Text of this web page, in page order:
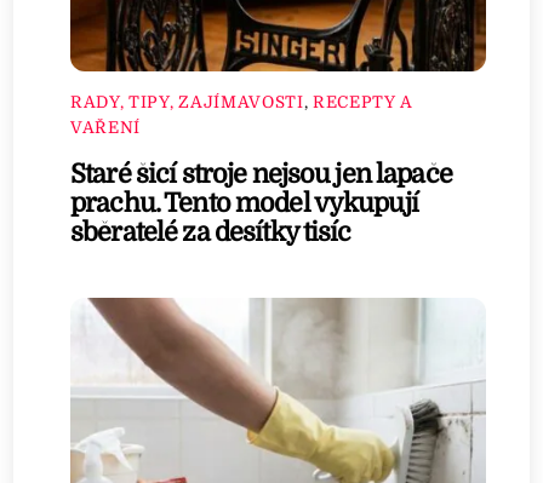
RADY, TIPY, ZAJÍMAVOSTI, RECEPTY A
VAŘENÍ
Staré šicí stroje nejsou jen lapače
prachu. Tento model vykupují
sběratelé za desítky tisíc